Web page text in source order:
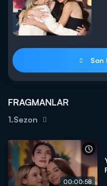
En korkunç yalan, anneye
dolu bir anne- kız hikayesinin
yeni dizi Yalan, seyirci
YALAN DİZİSİ OYUNCULARI
Aslıhan Güner, Feyyaz
Borak, Emir Benderlioğlu,
Son
FRAGMANLAR
1.Sezon
00:00:58